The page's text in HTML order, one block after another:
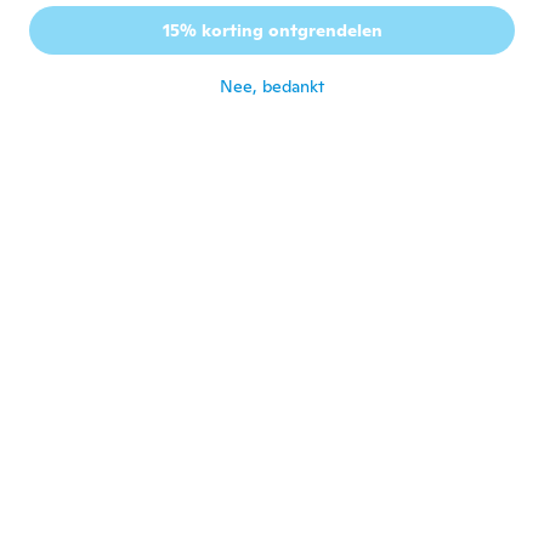
B Bogdan
ongeveer 6 jaar geleden
15% korting ontgrendelen
Nee, bedankt